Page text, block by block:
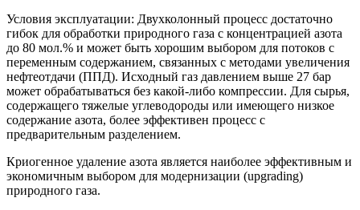
Условия эксплуатации: Двухколонный процесс достаточно
гибок для обработки природного газа с концентрацией азота
до 80 мол.% и может быть хорошим выбором для потоков с
переменным содержанием, связанных с методами увеличения
нефтеотдачи (ППД). Исходный газ давлением выше 27 бар
может обрабатываться без какой-либо компрессии. Для сырья,
содержащего тяжелые углеводороды или имеющего низкое
содержание азота, более эффективен процесс с
предварительным разделением.
Криогенное удаление азота является наиболее эффективным и
экономичным выбором для модернизации (upgrading)
природного газа.